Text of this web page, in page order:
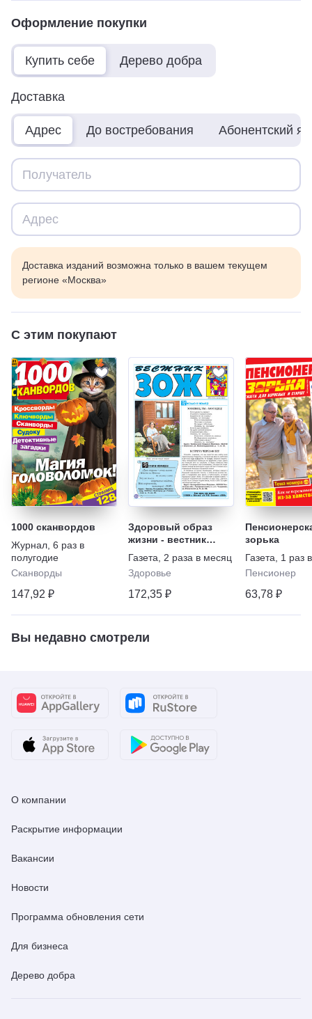
Оформление покупки
Купить себе Дерево добра
Доставка
Адрес До востребования Абонентский
Доставка изданий возможна только в вашем текущем
регионе «Москва»
С этим покупают
1000 сканвордов
Журнал 6 раз в
полугодие
Сканворды
147,92 ₽
Здоровый образ
жизни - вестник
"ЗОЖ"
Газета
2 раза в месяц
Здоровье
172,35 ₽
зорька
Газета
1 раз
Пенсионер
63,78 ₽
Вы недавно смотрели
О компании
Раскрытие информации
Вакансии
Новости
Программа обновления сети
Для бизнеса
Дерево добра